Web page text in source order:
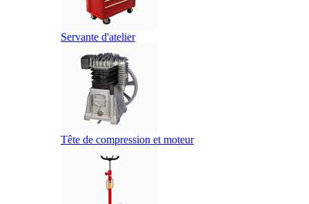
Servante d'atelier
Tête de compression et moteur